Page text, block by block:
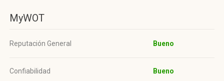
MyWOT
Reputación General Bueno
Confiabilidad
Bueno